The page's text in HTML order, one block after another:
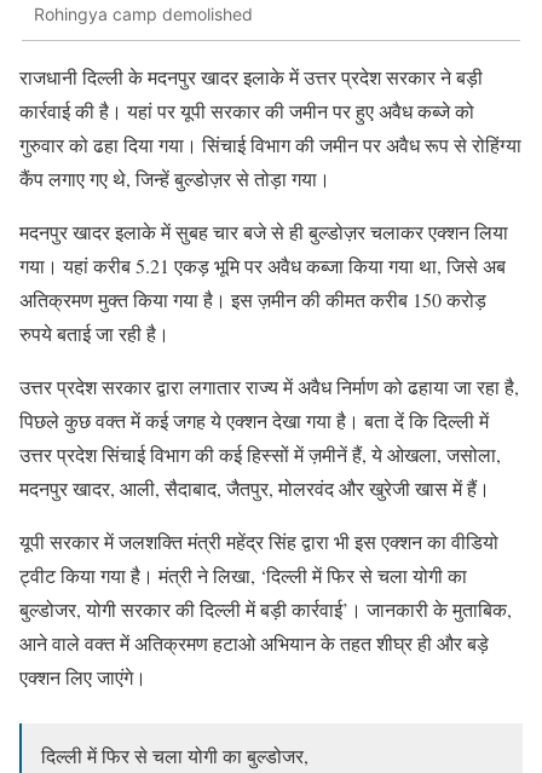
Rohingya camp demolished
राजधानी दिल्ली के मदनपुर खादर इलाके में उत्तर प्रदेश सरकार ने बड़ी
कार्रवाई की है। यहां पर यूपी सरकार की जमीन पर हुए अवैध कब्जे को
गुरुवार को ढहा दिया गया। सिंचाई विभाग की जमीन पर अवैध रूप से रोहिंग्या
कैंप लगाए गए थे, जिन्हें बुल्डोज़र से तोड़ा गया।
मदनपुर खादर इलाके में सुबह चार बजे से ही बुल्डोज़र चलाकर एक्शन लिया
गया। यहां करीब 5.21 एकड़ भूमि पर अवैध कब्जा किया गया था, जिसे अब
अतिक्रमण मुक्त किया गया है। इस ज़मीन की कीमत करीब 150 करोड़
रुपये बताई जा रही है।
उत्तर प्रदेश सरकार द्वारा लगातार राज्य में अवैध निर्माण को ढहाया जा रहा है,
पिछले कुछ वक्त में कई जगह ये एक्शन देखा गया है। बता दें कि दिल्ली में
उत्तर प्रदेश सिंचाई विभाग की कई हिस्सों में ज़मीनें हैं, ये ओखला, जसोला,
मदनपुर खादर, आली, सैदाबाद, जैतपुर, मोलरवंद और खुरेजी खास में हैं।
यूपी सरकार में जलशक्ति मंत्री महेंद्र सिंह द्वारा भी इस एक्शन का वीडियो
ट्वीट किया गया है। मंत्री ने लिखा, ‘दिल्ली में फिर से चला योगी का
बुल्डोजर, योगी सरकार की दिल्ली में बड़ी कार्रवाई’। जानकारी के मुताबिक,
आने वाले वक्त में अतिक्रमण हटाओ अभियान के तहत शीघ्र ही और बड़े
एक्शन लिए जाएंगे।
दिल्ली में फिर से चला योगी का बुल्डोजर,